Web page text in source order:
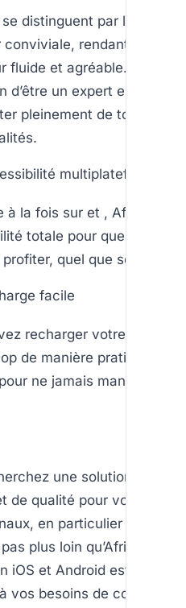
distinguent par leur
rendant
fluide et agréable. Vous
d’être un expert en
pleinement de toutes ses
multiplateforme
à la fois sur et ,
totale pour que tout le
profiter, quel que soit son
facile
recharger votre compte
de manière pratique, à
ne jamais manquer de
une solution
de qualité pour vos appels
en particulier vers
plus loin
iOS et Android est conçue
vos besoins de